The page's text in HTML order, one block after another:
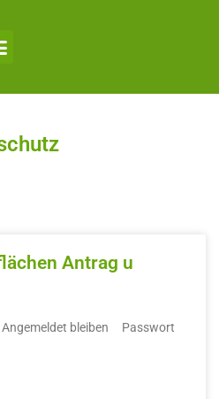
Antrag u
Angemeldet bleiben Passwort